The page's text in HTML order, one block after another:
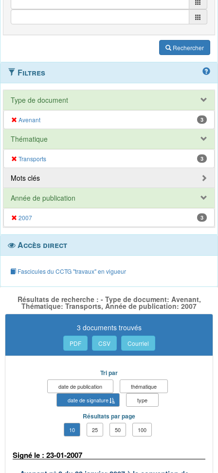
Rechercher
Filtres
Type de document
Avenant 3
Thématique
Transports 3
Mots clés
Année de publication
2007 3
Accès direct
Fascicules du CCTG "travaux" en vigueur
Résultats de recherche : - Type de document: Avenant,
Thématique: Transports, Année de publication: 2007
3 documents trouvés
PDF CSV Courriel
Tri par
date de publication
thématique
date de signature
type
Résultats par page
10 25 50 100
Signé le : 23-01-2007